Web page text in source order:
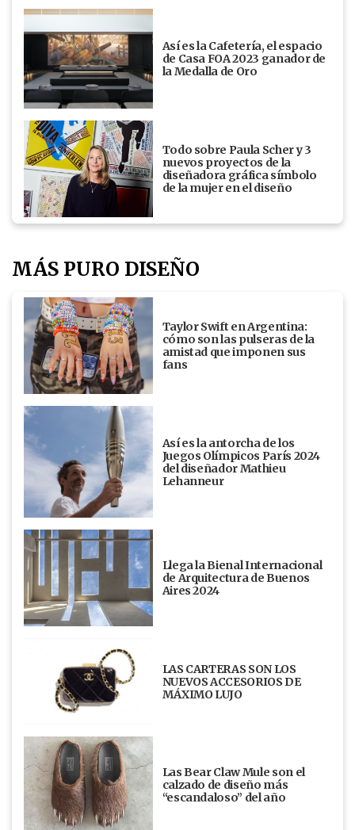
Así es la Cafetería, el espacio
de Casa FOA 2023 ganador de
la Medalla de Oro
Todo sobre Paula Scher y 3
nuevos proyectos de la
diseñadora gráfica símbolo
de la mujer en el diseño
MÁS PURO DISEÑO
Taylor Swift en Argentina:
cómo son las pulseras de la
amistad que imponen sus
fans
Así es la antorcha de los
Juegos Olímpicos París 2024
del diseñador Mathieu
Lehanneur
Llega la Bienal Internacional
de Arquitectura de Buenos
Aires 2024
LAS CARTERAS SON LOS
NUEVOS ACCESORIOS DE
MÁXIMO LUJO
Las Bear Claw Mule son el
calzado de diseño más
“escandaloso” del año